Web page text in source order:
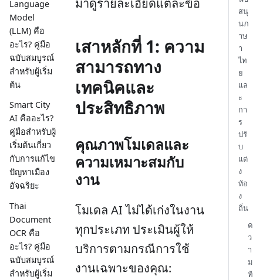
Language
Model
(LLM) คือ
อะไร? คู่มือ
ฉบับสมบูรณ์
สำหรับผู้เริ่ม
ต้น
Smart City
AI คืออะไร?
คู่มือสำหรับผู้
เริ่มต้นเกี่ยว
กับการแก้ไข
ปัญหาเมือง
อัจฉริยะ
Thai
Document
OCR คือ
อะไร? คู่มือ
ฉบับสมบูรณ์
สำหรับผู้เริ่ม
มาดูรายละเอียดแต่ละข้อ
เสาหลักที่ 1: ความ
สามารถทาง
เทคนิคและ
ประสิทธิภาพ
คุณภาพโมเดลและ
ความเหมาะสมกับ
งาน
โมเดล AI ไม่ได้เก่งในงาน
ทุกประเภท ประเมินผู้ให้
บริการตามกรณีการใช้
งานเฉพาะของคุณ:
สนุ
นภ
าษ
า
ไท
ย
แล
ะ
กา
ร
ปรั
บ
แต่
ง
ท้อ
ง
ถิ่น
ค
ว
า
ม
ท้